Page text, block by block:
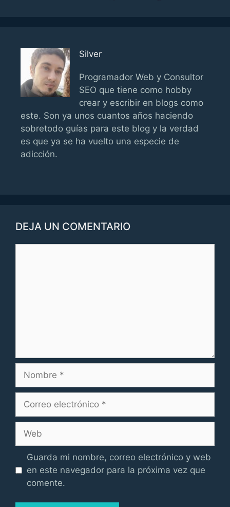
Silver
Programador Web y Consultor
SEO que tiene como hobby
crear y escribir en blogs como
este. Son ya unos cuantos años haciendo
sobretodo guías para este blog y la verdad
es que ya se ha vuelto una especie de
adicción.
DEJA UN COMENTARIO
electrónico
Guarda mi nombre, correo electrónico y web
en este navegador para la próxima vez que
comente.